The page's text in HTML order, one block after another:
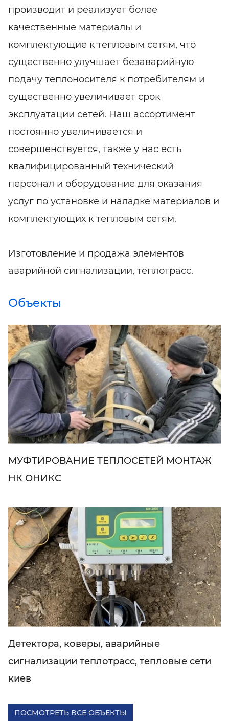
производит и реализует более
качественные материалы и
комплектующие к тепловым сетям, что
существенно улучшает безаварийную
подачу теплоносителя к потребителям и
существенно увеличивает срок
эксплуатации сетей. Наш ассортимент
постоянно увеличивается и
совершенствуется, также у нас есть
квалифицированный технический
персонал и оборудование для оказания
услуг по установке и наладке материалов и
комплектующих к тепловым сетям.
Изготовление и продажа элементов
аварийной сигнализации, теплотрасс.
Объекты
МУФТИРОВАНИЕ ТЕПЛОСЕТЕЙ МОНТАЖ
НК ОНИКС
Детектора, коверы, аварийные
сигнализации теплотрасс, тепловые сети
киев
ПОСМОТРЕТЬ ВСЕ ОБЪЕКТЫ